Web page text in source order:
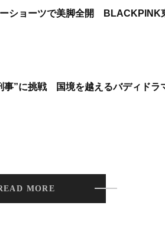
ショーツで美脚全開 BLACKPINK
事”に挑戦 国境を越えるバディドラ
MORE